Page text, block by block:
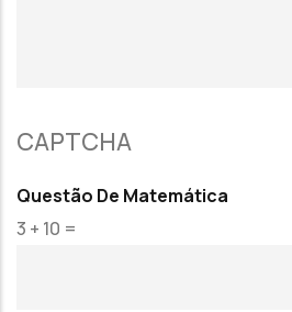
CAPTCHA
Questão De Matemática
3 + 10 =